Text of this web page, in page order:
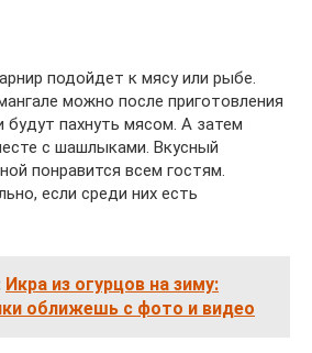
подойдет к мясу или рыбе.
можно после приготовления
пахнуть мясом. А затем
с шашлыками. Вкусный
понравится всем гостям.
если среди них есть
Икра из огурцов на зиму:
оближешь с фото и видео